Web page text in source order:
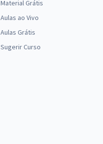
Material Grátis
Aulas ao Vivo
Aulas Grátis
Sugerir Curso